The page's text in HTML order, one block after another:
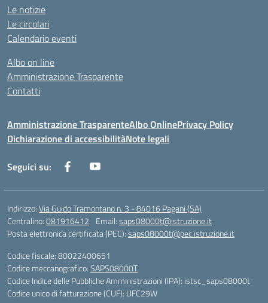
Le notizie
Le circolari
Calendario eventi
Albo on line
Amministrazione Trasparente
Contatti
Amministrazione TrasparenteAlbo OnlinePrivacy Policy
Dichiarazione di accessibilitàNote legali
Seguici su:
Indirizzo:Via Guido Tramontano n. 3 - 84016 Pagani (SA)
Centralino:081916412 Email:saps08000t@istruzione.it
Posta elettronica certificata (PEC):saps08000t@pec.istruzione.it
Codice fiscale: 80022400651
Codice meccanografico:SAPS08000T
Codice Indice delle Pubbliche Amministrazioni (IPA): istsc_saps08000t
Codice unico di fatturazione (CUF): UFC29W